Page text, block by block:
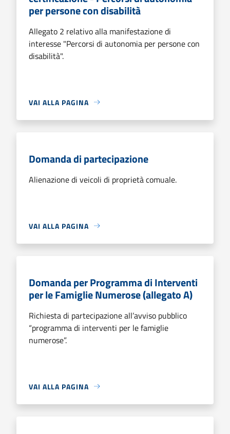
per persone con disabilità
Allegato 2 relativo alla manifestazione di
interesse "Percorsi di autonomia per persone con
disabilità".
VAI ALLA PAGINA
Domanda di partecipazione
Alienazione di veicoli di proprietà comuale.
VAI ALLA PAGINA
Domanda per Programma di Interventi
per le Famiglie Numerose (allegato A)
Richiesta di partecipazione all’avviso pubblico
“programma di interventi per le famiglie
numerose”.
VAI ALLA PAGINA